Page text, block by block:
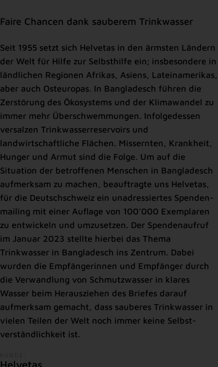
Faire Chancen dank sauberem Trinkwasser
Seit 1955 setzt sich Helvetas in den ärmsten Ländern
der Welt für Hilfe zur Selbsthilfe ein; insbesondere in
ländlichen Regionen Afrikas, Asiens, Lateinamerikas,
aber auch Osteuropas. In Bangladesch führen die
Zerstörung des Ökosystems und der Klima­wandel zu
immer mehr Über­schwemmungen. Infolgedessen
versalzen Trinkwasserreservoirs und
landwirtschaftliche Flächen. Missernten, Krankheit,
Hunger und Armut sind die Folge. Um auf die
Situation der betroffenen Menschen in Bangladesch
aufmerksam zu machen, be­auftragte uns Helvetas,
für die Deutsch­schweiz ein unadressiertes Spenden­
mailing mit einer Auflage von 100’000 Exemplaren
zu entwickeln und umzusetzen. Der Spenden­aufruf
im Januar 2023 stellte hierbei das Thema
Trinkwasser in Bangladesch ins Zentrum. Dabei
wurden die Em­pfängerinnen und Empfänger durch
die Ve­rwandlung von Schmutz­wasser in klares
Wasser beim Herausziehen des Briefes darauf
aufmerksam gemacht, dass sauberes Trinkwasser in
vielen Teilen der Welt noch immer keine Selbst­
verständlichkeit ist.